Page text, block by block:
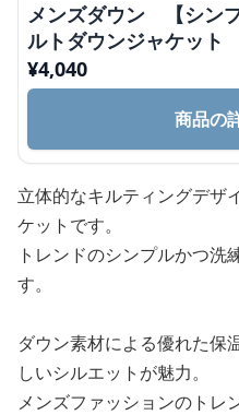
メンズダウン 【シン
ルトダウンジャケット
¥4,040
商品の
立体的なキルティングデザ
ケットです。
トレンドのシンプルかつ洗
す。
ダウン素材による優れた保
しいシルエットが魅力。
メンズファッションのトレ